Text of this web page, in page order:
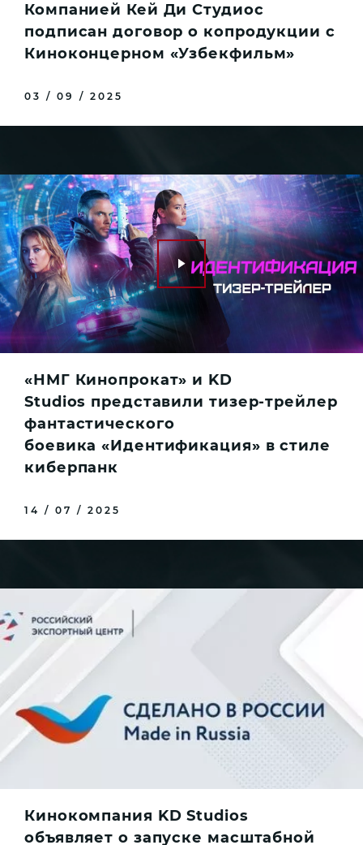
Компанией Кей Ди Студиос
подписан договор о копродукции с
Киноконцерном «Узбекфильм»
03 / 09 / 2025
«НМГ Кинопрокат» и KD
Studios представили тизер-трейлер
фантастического
боевика «Идентификация» в стиле
киберпанк
14 / 07 / 2025
Кинокомпания KD Studios
объявляет о запуске масштабной